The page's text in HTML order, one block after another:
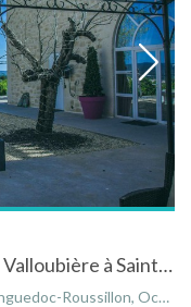
Chambres d'hôtes au Chateau de Valloubière à Saint Jean de Fos
Occitanie, France